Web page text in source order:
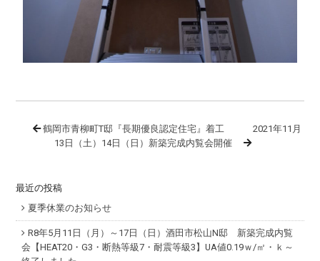
鶴岡市青柳町T邸『長期優良認定住宅』着工
2021年11月
13日（土）14日（日）新築完成内覧会開催
最近の投稿
夏季休業のお知らせ
R8年5月11日（月）～17日（日）酒田市松山N邸 新築完成内覧
会【HEAT20・G3・断熱等級7・耐震等級3】UA値0.19ｗ/㎡・ｋ～